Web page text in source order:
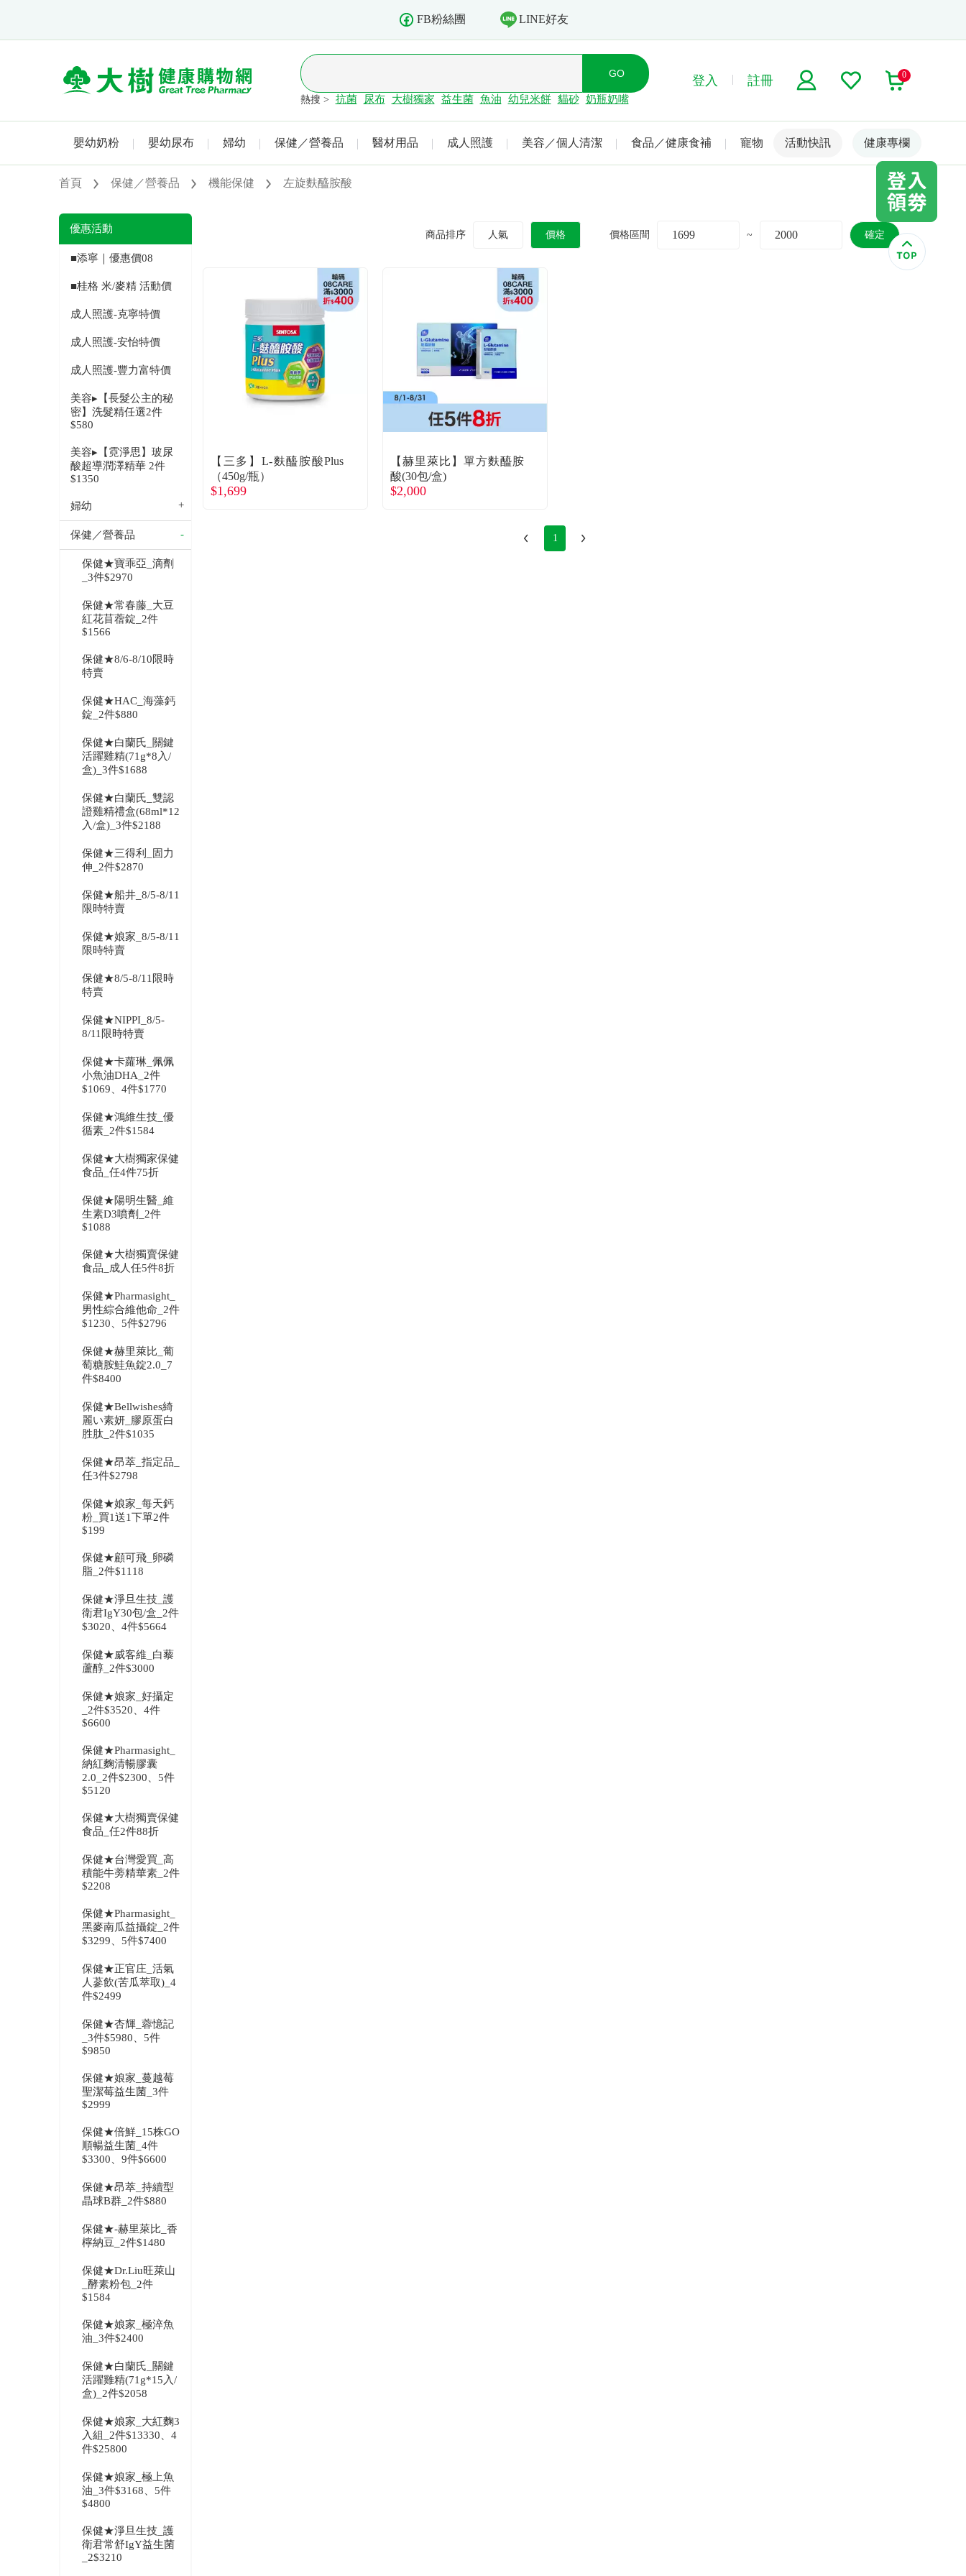
FB粉絲團 LINE好友
熱搜 > 抗菌 尿布 大樹獨家 益生菌 魚油 幼兒米餅 貓砂 奶瓶奶嘴
登入 註冊 0
嬰幼奶粉 嬰幼尿布 婦幼 保健／營養品 醫材用品 成人照護 美容／個人清潔 食品／健康食補 寵物 名人嚴選
活動快訊 健康專欄
首頁 保健／營養品 機能保健 左旋麩醯胺酸
優惠活動
■添寧｜優惠價08
■桂格 米/麥精 活動價
成人照護-克寧特價
成人照護-安怡特價
成人照護-豐力富特價
美容▸【長髮公主的秘
密】洗髮精任選2件
$580
美容▸【霓淨思】玻尿
酸超導潤澤精華 2件
$1350
婦幼
保健／營養品
保健★寶乖亞_滴劑
_3件$2970
保健★常春藤_大豆
紅花苜蓿錠_2件
$1566
保健★8/6-8/10限時
特賣
保健★HAC_海藻鈣
錠_2件$880
保健★白蘭氏_關鍵
活躍雞精(71g*8入/
盒)_3件$1688
保健★白蘭氏_雙認
證雞精禮盒(68ml*12
入/盒)_3件$2188
保健★三得利_固力
伸_2件$2870
保健★船井_8/5-8/11
限時特賣
保健★娘家_8/5-8/11
限時特賣
保健★8/5-8/11限時
特賣
保健★NIPPI_8/5-
8/11限時特賣
保健★卡蘿琳_佩佩
小魚油DHA_2件
$1069、4件$1770
保健★鴻維生技_優
循素_2件$1584
保健★大樹獨家保健
食品_任4件75折
保健★陽明生醫_維
生素D3噴劑_2件
$1088
保健★大樹獨賣保健
食品_成人任5件8折
保健★Pharmasight_
男性綜合維他命_2件
$1230、5件$2796
保健★赫里萊比_葡
萄糖胺鮭魚錠2.0_7
件$8400
保健★Bellwishes綺
麗い素妍_膠原蛋白
胜肽_2件$1035
保健★昂萃_指定品_
任3件$2798
保健★娘家_每天鈣
粉_買1送1下單2件
$199
保健★顧可飛_卵磷
脂_2件$1118
保健★淨旦生技_護
衛君IgY30包/盒_2件
$3020、4件$5664
保健★威客維_白藜
蘆醇_2件$3000
保健★娘家_好攝定
_2件$3520、4件
$6600
保健★Pharmasight_
納紅麴清暢膠囊
2.0_2件$2300、5件
$5120
保健★大樹獨賣保健
食品_任2件88折
保健★台灣愛買_高
積能牛蒡精華素_2件
$2208
保健★Pharmasight_
黑麥南瓜益攝錠_2件
$3299、5件$7400
保健★正官庄_活氣
人蔘飲(苦瓜萃取)_4
件$2499
保健★杏輝_蓉憶記
_3件$5980、5件
$9850
保健★娘家_蔓越莓
聖潔莓益生菌_3件
$2999
保健★倍鮮_15株GO
順暢益生菌_4件
$3300、9件$6600
保健★昂萃_持續型
晶球B群_2件$880
保健★-赫里萊比_香
檸納豆_2件$1480
保健★Dr.Liu旺萊山
_酵素粉包_2件
$1584
保健★娘家_極淬魚
油_3件$2400
保健★白蘭氏_關鍵
活躍雞精(71g*15入/
盒)_2件$2058
保健★娘家_大紅麴3
入組_2件$13330、4
件$25800
保健★娘家_極上魚
油_3件$3168、5件
$4800
保健★淨旦生技_護
衛君常舒IgY益生菌
_2$3210
商品排序 人氣 價格 價格區間 ~ 確定
【三多】L-麩醯胺酸Plus
（450g/瓶）
$1,699
【赫里萊比】單方麩醯胺
酸(30包/盒)
$2,000
1